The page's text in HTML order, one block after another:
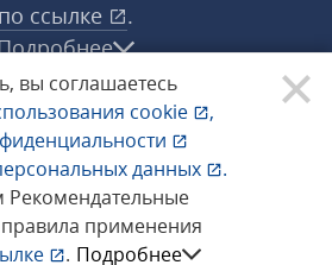
вы соглашаетесь
cookie
,
данных
.
применения
. Подробнее
по ссылке
.
®. Все права
защищены.
об ошибке